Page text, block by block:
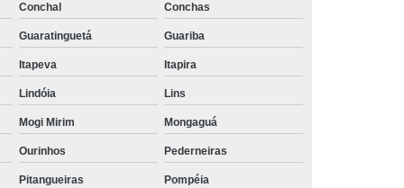
Conchal Conchas
Guaratinguetá Guariba
Itapeva Itapira
Lindóia Lins
Mogi Mirim Mongaguá
Ourinhos Pederneiras
Pitangueiras Pompéia